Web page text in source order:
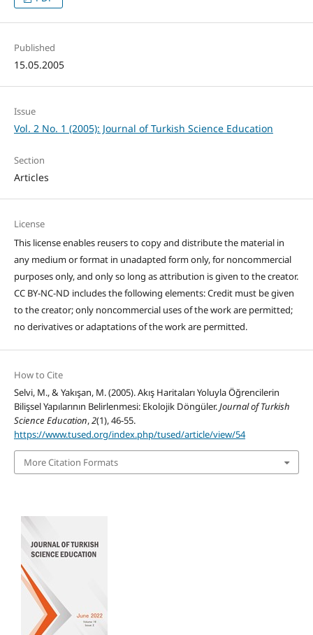
Published
15.05.2005
Issue
Vol. 2 No. 1 (2005): Journal of Turkish Science Education
Section
Articles
License
This license enables reusers to copy and distribute the material in
any medium or format in unadapted form only, for noncommercial
purposes only, and only so long as attribution is given to the creator.
CC BY-NC-ND includes the following elements: Credit must be given
to the creator; only noncommercial uses of the work are permitted;
no derivatives or adaptations of the work are permitted.
How to Cite
Selvi, M., & Yakışan, M. (2005). Akış Haritaları Yoluyla Öğrencilerin
Bilişsel Yapılarının Belirlenmesi: Ekolojik Döngüler.Journal of Turkish
Science Education,2(1), 46-55.
https://www.tused.org/index.php/tused/article/view/54
More Citation Formats